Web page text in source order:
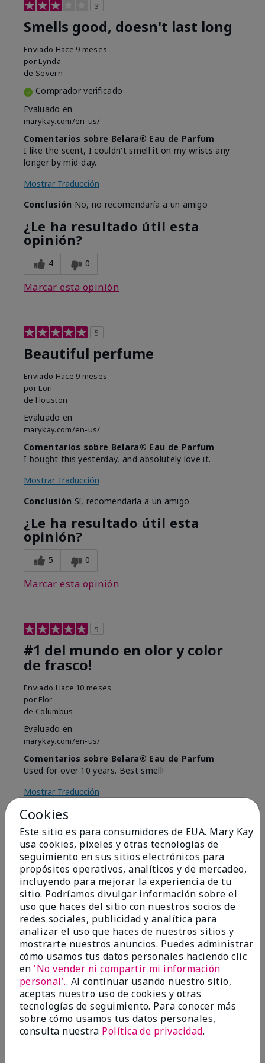
3
Smells good, doesn't last long
Enviado Hace 9 meses
por Lynda
de Severn
Comprador verificado
Evaluado en
marykay.com/en-us/
Comentarios sobre Belara® Eau de Parfum
I like the scent, I couldn't smell it on my wrists any
longer by mid-day.
Mostrar Traducción
Conclusión No, no recomendaría a un amigo
¿Le ha resultado útil esta
opinión?
4 0
Marcar esta opinión
5
Beautiful perfume
Enviado Hace 9 meses
por Lori
de Houston
Evaluado en
marykay.com/en-us/
Comentarios sobre Belara® Eau de Parfum
I bought this yesterday, and absolutely love it.
Mostrar Traducción
Conclusión Sí, recomendaría a un amigo
¿Le ha resultado útil esta
opinión?
5 0
Marcar esta opinión
5
#1 del mundo en olor y color
de frasco!
Enviado Hace 10 meses
por Flor
de Columbus
Evaluado en
marykay.com/en-us/
Comentarios sobre Belara® Eau de Parfum
Used for over 10 years. Best smell!
Mostrar Traducción
Conclusión
¿Le ha resultado útil esta
opinión?
4 0
Marcar esta opinión
5
Kristen
EnviadoHace 10 meses
por Jennifer
de MECHANCSBRG
Comprador verificado
Cookies
Este sitio es para consumidores de EUA. Mary Kay
usa cookies, pixeles y otras tecnologías de
seguimiento en sus sitios electrónicos para
propósitos operativos, analíticos y de mercadeo,
incluyendo para mejorar la experiencia de tu
sitio. Podríamos divulgar información sobre el
uso que haces del sitio con nuestros socios de
redes sociales, publicidad y analítica para
analizar el uso que haces de nuestros sitios y
mostrarte nuestros anuncios. Puedes administrar
cómo usamos tus datos personales haciendo clic
en 'No vender ni compartir mi información
personal'.. Al continuar usando nuestro sitio,
aceptas nuestro uso de cookies y otras
tecnologías de seguimiento. Para conocer más
sobre cómo usamos tus datos personales,
consulta nuestra Política de privacidad.